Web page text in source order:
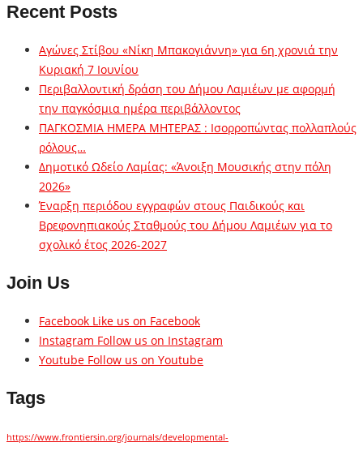
Recent Posts
Αγώνες Στίβου «Νίκη Μπακογιάννη» για 6η χρονιά την
Κυριακή 7 Ιουνίου
Περιβαλλοντική δράση του Δήμου Λαμιέων με αφορμή
την παγκόσμια ημέρα περιβάλλοντος
ΠΑΓΚΟΣΜΙΑ ΗΜΕΡΑ ΜΗΤΕΡΑΣ : Ισορροπώντας πολλαπλούς
ρόλους…
Δημοτικό Ωδείο Λαμίας: «Άνοιξη Μουσικής στην πόλη
2026»
Έναρξη περιόδου εγγραφών στους Παιδικούς και
Βρεφονηπιακούς Σταθμούς του Δήμου Λαμιέων για το
σχολικό έτος 2026-2027
Join Us
Facebook Like us on Facebook
Instagram Follow us on Instagram
Youtube Follow us on Youtube
Tags
https://www.frontiersin.org/journals/developmental-